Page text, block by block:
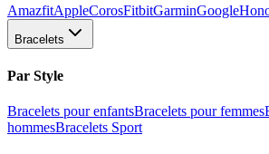
AmazfitAppleCorosFitbitGarminGoogle
Bracelets
Par Style
Bracelets pour enfantsBracelets pour femmes
hommesBracelets Sport